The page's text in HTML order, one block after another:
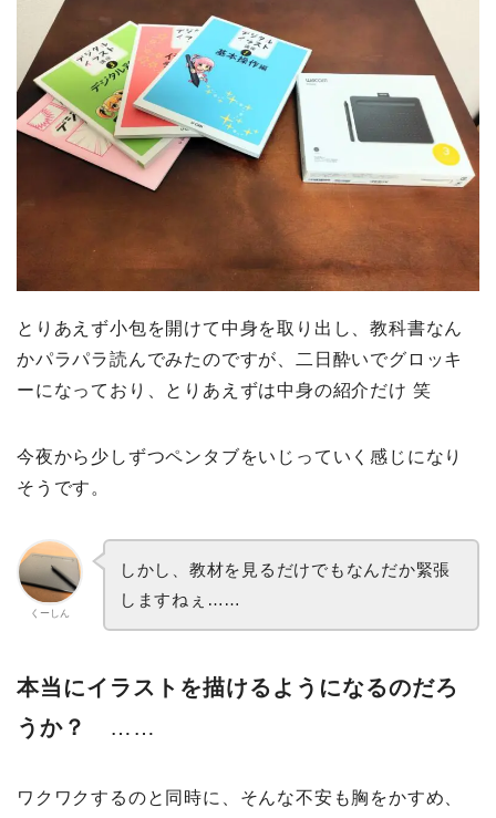
とりあえず小包を開けて中身を取り出し、教科書なん
かパラパラ読んでみたのですが、二日酔いでグロッキ
ーになっており、とりあえずは中身の紹介だけ 笑
今夜から少しずつペンタブをいじっていく感じになり
そうです。
くーしん
しかし、教材を見るだけでもなんだか緊張
しますねぇ……
本当にイラストを描けるようになるのだろ
うか？
……
ワクワクするのと同時に、そんな不安も胸をかすめ、